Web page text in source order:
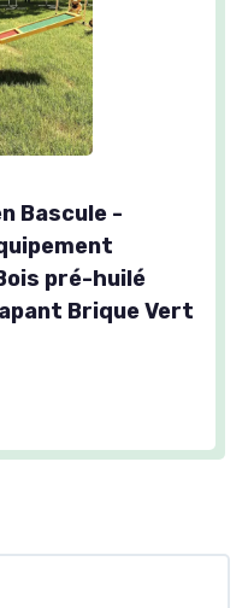
Bascule -
pré-huilé
Brique Vert